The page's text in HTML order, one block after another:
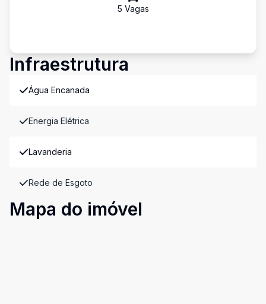
5 Vagas
Infraestrutura
Água Encanada
Energia Elétrica
Lavanderia
Rede de Esgoto
Mapa do imóvel